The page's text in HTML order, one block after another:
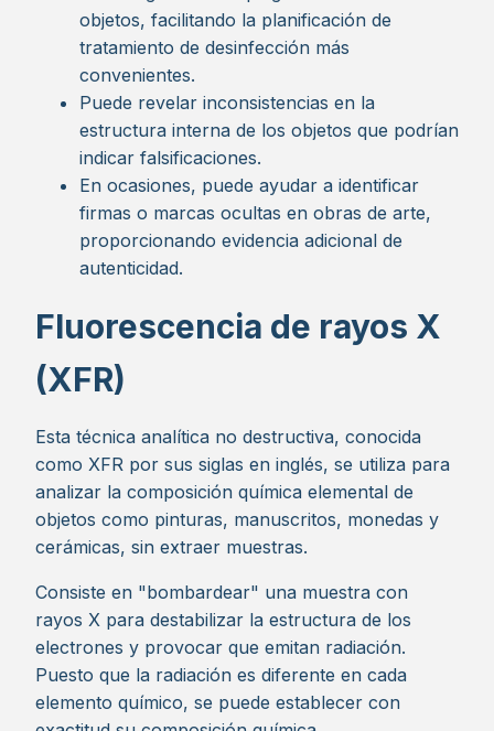
objetos, facilitando la planificación de
tratamiento de desinfección más
convenientes.
Puede revelar inconsistencias en la
estructura interna de los objetos que podrían
indicar falsificaciones.
En ocasiones, puede ayudar a identificar
firmas o marcas ocultas en obras de arte,
proporcionando evidencia adicional de
autenticidad.
Fluorescencia de rayos X
(XFR)
Esta técnica analítica no destructiva, conocida
como XFR por sus siglas en inglés, se utiliza para
analizar la composición química elemental de
objetos como pinturas, manuscritos, monedas y
cerámicas, sin extraer muestras.
Consiste en "bombardear" una muestra con
rayos X para destabilizar la estructura de los
electrones y provocar que emitan radiación.
Puesto que la radiación es diferente en cada
elemento químico, se puede establecer con